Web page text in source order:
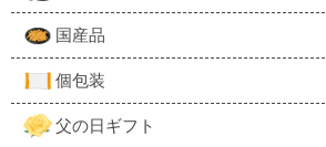
国産品
個包装
父の日ギフト